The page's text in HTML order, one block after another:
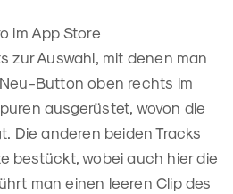
im App Store
Auswahl, mit denen man
Button oben rechts im
ausgerüstet, wovon die
Die anderen beiden Tracks
bestückt, wobei auch hier die
man einen leeren Clip des